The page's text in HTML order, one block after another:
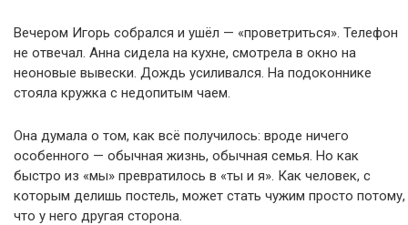
Вечером Игорь собрался и ушёл — «проветриться». Телефон
не отвечал. Анна сидела на кухне, смотрела в окно на
неоновые вывески. Дождь усиливался. На подоконнике
стояла кружка с недопитым чаем.
Она думала о том, как всё получилось: вроде ничего
особенного — обычная жизнь, обычная семья. Но как
быстро из «мы» превратилось в «ты и я». Как человек, с
которым делишь постель, может стать чужим просто потому,
что у него другая сторона.